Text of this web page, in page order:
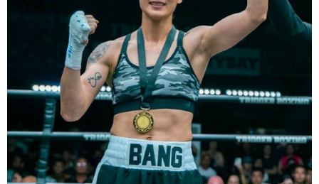
tại Madison Square Garden vào tháng 7.
Chiến thắng này nối tiếp hai trận thắng gây nhiều tranh cãi trước
Serrano vào các năm 2022 và 2024. Tuy nhiên lần này, không còn
bất kỳ nghi ngờ nào khi Taylor hoàn toàn vượt trội trong suốt 10
Sẽ còn thêm nhiều thông tin sắp được cập nhật